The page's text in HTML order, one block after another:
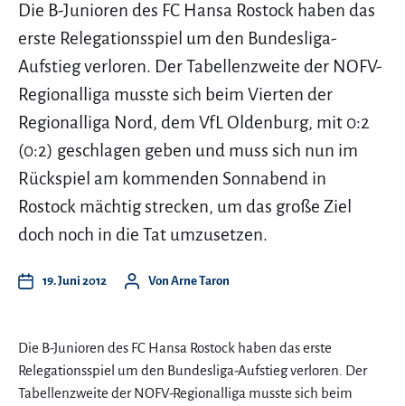
Die B-Junioren des FC Hansa Rostock haben das
erste Relegationsspiel um den Bundesliga-
Aufstieg verloren. Der Tabellenzweite der NOFV-
Regionalliga musste sich beim Vierten der
Regionalliga Nord, dem VfL Oldenburg, mit 0:2
(0:2) geschlagen geben und muss sich nun im
Rückspiel am kommenden Sonnabend in
Rostock mächtig strecken, um das große Ziel
doch noch in die Tat umzusetzen.
19. Juni 2012 Von Arne Taron
Die B-Junioren des FC Hansa Rostock haben das erste
Relegationsspiel um den Bundesliga-Aufstieg verloren. Der
Tabellenzweite der NOFV-Regionalliga musste sich beim